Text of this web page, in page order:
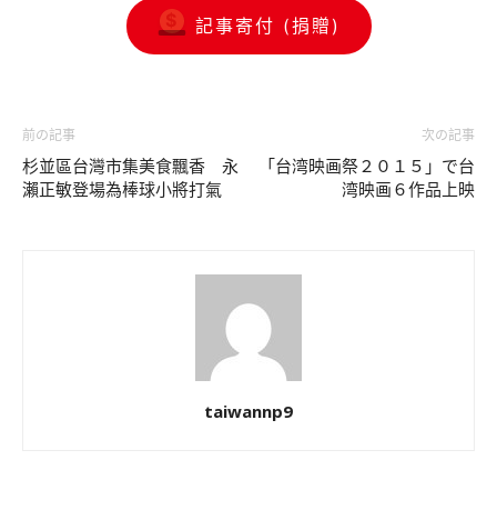
記事寄付 (捐贈)
前の記事
杉並區台灣市集美食飄香 永
瀨正敏登場為棒球小將打氣
次の記事
「台湾映画祭２０１５」で台
湾映画６作品上映
taiwannp9